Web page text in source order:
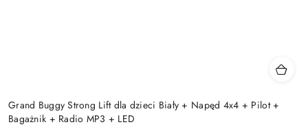
Grand Buggy Strong Lift dla dzieci Biały + Napęd 4x4 + Pilot +
Bagażnik + Radio MP3 + LED